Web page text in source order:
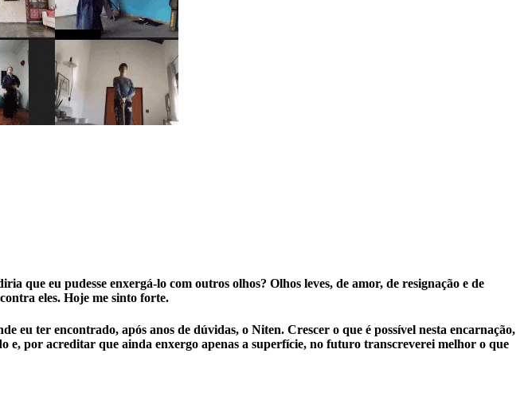
que eu pudesse enxergá-lo com outros olhos? Olhos leves, de amor, de resignação e de
eles. Hoje me sinto forte.
ter encontrado, após anos de dúvidas, o Niten. Crescer o que é possível nesta encarnação,
e, por acreditar que ainda enxergo apenas a superfície, no futuro transcreverei melhor o que